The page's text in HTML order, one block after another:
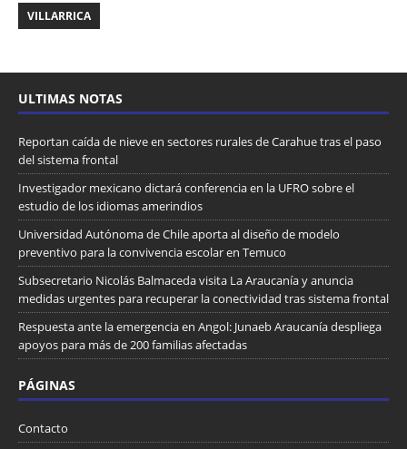
VILLARRICA
ULTIMAS NOTAS
Reportan caída de nieve en sectores rurales de Carahue tras el paso
del sistema frontal
Investigador mexicano dictará conferencia en la UFRO sobre el
estudio de los idiomas amerindios
Universidad Autónoma de Chile aporta al diseño de modelo
preventivo para la convivencia escolar en Temuco
Subsecretario Nicolás Balmaceda visita La Araucanía y anuncia
medidas urgentes para recuperar la conectividad tras sistema frontal
Respuesta ante la emergencia en Angol: Junaeb Araucanía despliega
apoyos para más de 200 familias afectadas
PÁGINAS
Contacto